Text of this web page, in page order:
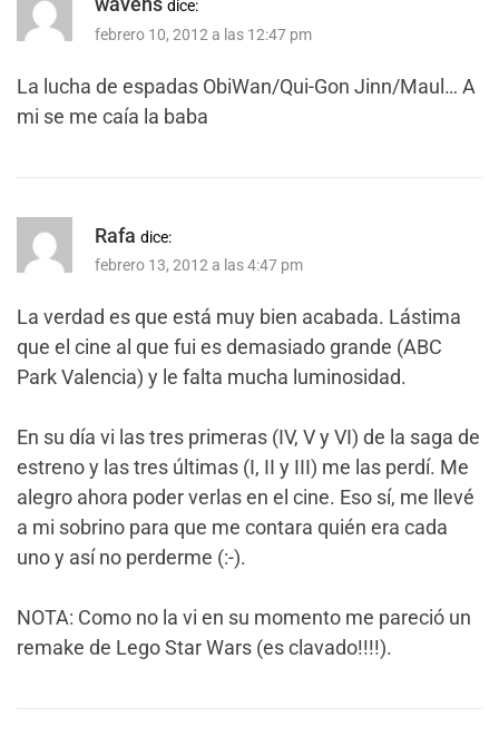
dice:
febrero 10, 2012 a las 12:47 pm
La lucha de espadas ObiWan/Qui-Gon Jinn/Maul… A
mi se me caía la baba
Rafa dice:
febrero 13, 2012 a las 4:47 pm
La verdad es que está muy bien acabada. Lástima
que el cine al que fui es demasiado grande (ABC
Park Valencia) y le falta mucha luminosidad.
En su día vi las tres primeras (IV, V y VI) de la saga de
estreno y las tres últimas (I, II y III) me las perdí. Me
alegro ahora poder verlas en el cine. Eso sí, me llevé
a mi sobrino para que me contara quién era cada
uno y así no perderme (:-).
NOTA: Como no la vi en su momento me pareció un
remake de Lego Star Wars (es clavado!!!!).